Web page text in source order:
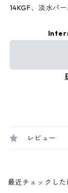
14KGF、淡水パ
レビュー
最近チェックした